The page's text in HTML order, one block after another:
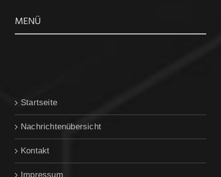
MENÜ
Startseite
Nachrichtenübersicht
Kontakt
Impressum